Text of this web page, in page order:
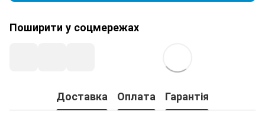
Поширити у соцмережах
Доставка Оплата Гарантія